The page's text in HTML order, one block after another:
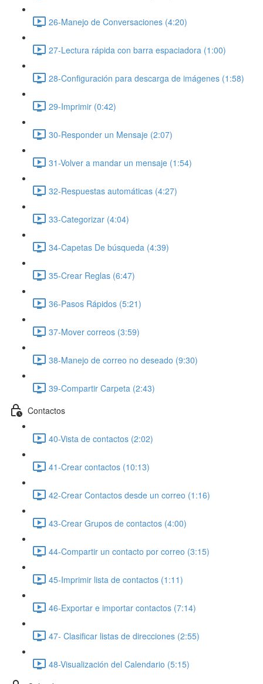
26-Manejo de Conversaciones (4:20)
27-Lectura rápida con barra espaciadora (1:00)
28-Configuración para descarga de imágenes (1:58)
29-Imprimir (0:42)
30-Responder un Mensaje (2:07)
31-Volver a mandar un mensaje (1:54)
32-Respuestas automáticas (4:27)
33-Categorizar (4:04)
34-Capetas De búsqueda (4:39)
35-Crear Reglas (6:47)
36-Pasos Rápidos (5:21)
37-Mover correos (3:59)
38-Manejo de correo no deseado (9:30)
39-Compartir Carpeta (2:43)
Contactos
40-Vista de contactos (2:02)
41-Crear contactos (10:13)
42-Crear Contactos desde un correo (1:16)
43-Crear Grupos de contactos (4:00)
44-Compartir un contacto por correo (3:15)
45-Imprimir lista de contactos (1:11)
46-Exportar e importar contactos (7:14)
47- Clasificar listas de direcciones (2:55)
48-Visualización del Calendario (5:15)